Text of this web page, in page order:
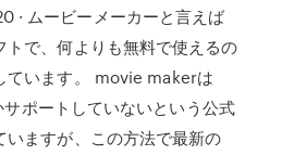
· ムービーメーカーと言えば
トで、何よりも無料で使えるの
ています。 movie makerは
ポートしていないという公式
いますが、この方法で最新の